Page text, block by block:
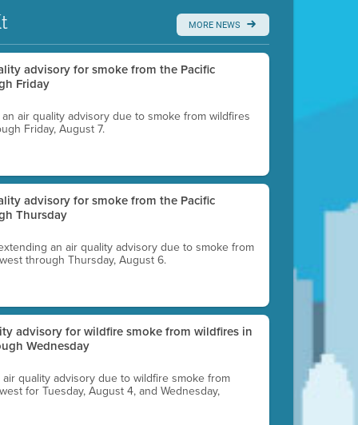
MORE NEWS
advisory for smoke from the Pacific
Friday
air quality advisory due to smoke from wildfires
Friday, August 7.
advisory for smoke from the Pacific
Thursday
an air quality advisory due to smoke from
through Thursday, August 6.
advisory for wildfire smoke from wildfires in
Wednesday
quality advisory due to wildfire smoke from
for Tuesday, August 4, and Wednesday,